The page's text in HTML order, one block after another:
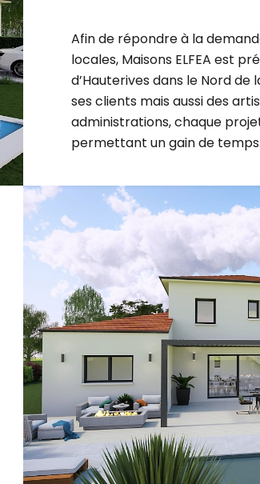
locales, Maisons ELFEA est
d’Hauterives dans le Nord
ses clients mais aussi des
administrations, chaque
permettant un gain de